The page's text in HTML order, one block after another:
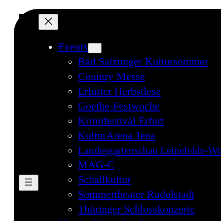
Events
Bad Salzunger Kultursommer
Country Messe
Erfurter Herbstlese
Goethe-Festwoche
Krimifestival Erfurt
KulturArena Jena
Landesgartenschau Leinefelde-
MAG-C
Schallkultur
Sommertheater Rudolstadt
Thüringer Schlosskonzerte